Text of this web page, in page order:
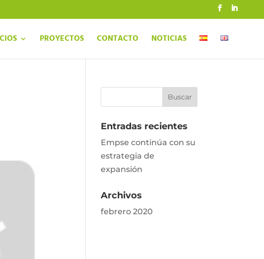
PROYECTOS CONTACTO NOTICIAS
Entradas recientes
Empse continúa con su
estrategia de
expansión
Archivos
febrero 2020